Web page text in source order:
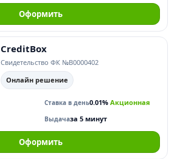
Оформить
CreditBox
Свидетельство ФК №В0000402
Онлайн решение
Ставка в день0.01% Акционная
Выдачаза 5 минут
Оформить